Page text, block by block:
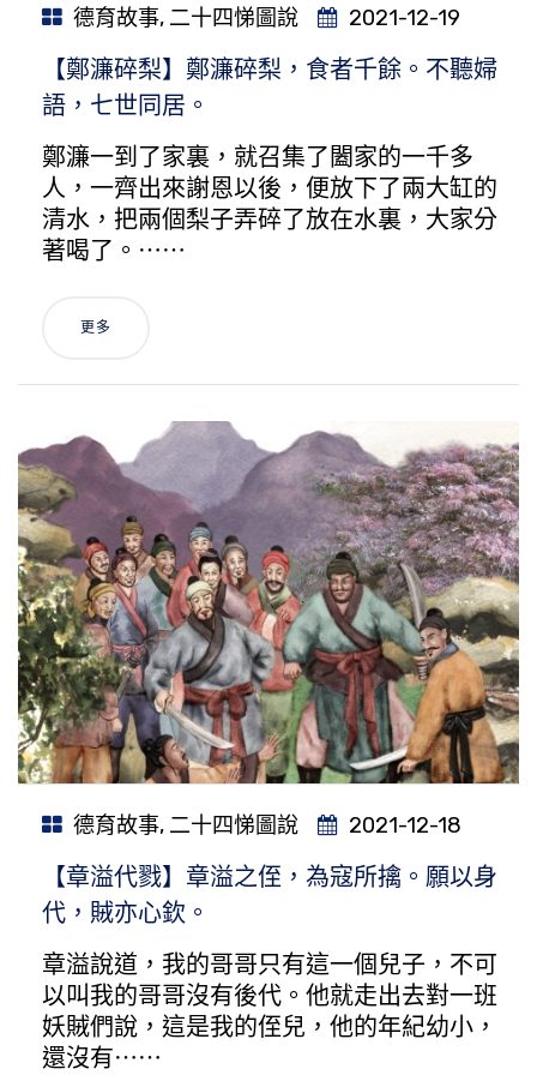
德育故事, 二十四悌圖說 2021-12-19
【鄭濂碎梨】鄭濂碎梨，食者千餘。不聽婦
語，七世同居。
鄭濂一到了家裏，就召集了闔家的一千多
人，一齊出來謝恩以後，便放下了兩大缸的
清水，把兩個梨子弄碎了放在水裏，大家分
著喝了。⋯⋯
更多
德育故事, 二十四悌圖說 2021-12-18
【章溢代戮】章溢之侄，為寇所擒。願以身
代，賊亦心欽。
章溢說道，我的哥哥只有這一個兒子，不可
以叫我的哥哥沒有後代。他就走出去對一班
妖賊們說，這是我的侄兒，他的年紀幼小，
還沒有⋯⋯